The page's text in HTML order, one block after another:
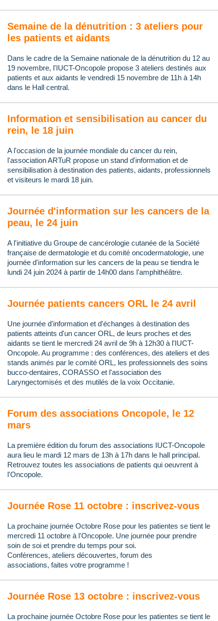
Semaine de la dénutrition : 3 ateliers pour
les patients et aidants
Dans le cadre de la Semaine nationale de la dénutrition du 12 au
19 novembre, l'IUCT-Oncopole propose 3 ateliers destinés aux
patients et aux aidants le vendredi 15 novembre de 11h à 14h
dans le Hall central.
Information et sensibilisation au cancer du
rein, le 18 juin
A l'occasion de la journée mondiale du cancer du rein,
l'association ARTuR propose un stand d'information et de
sensibilisation à destination des patients, aidants, professionnels
et visiteurs le mardi 18 juin.
Journée d'information sur les cancers de la
peau, le 24 juin
A l'initiative du Groupe de cancérologie cutanée de la Société
française de dermatologie et du comité oncodermatologie, une
journée d'information sur les cancers de la peau se tiendra le
lundi 24 juin 2024 à partir de 14h00 dans l'amphithéâtre.
Journée patients cancers ORL le 24 avril
Une journée d'information et d'échanges à destination des
patients atteints d'un cancer ORL, de leurs proches et des
aidants se tient le mercredi 24 avril de 9h à 12h30 à l'IUCT-
Oncopole. Au programme : des conférences, des ateliers et des
stands animés par le comité ORL, les professionnels des soins
bucco-dentaires, CORASSO et l'association des
Laryngectomisés et des mutilés de la voix Occitanie.
Forum des associations Oncopole, le 12
mars
La première édition du forum des associations IUCT-Oncopole
aura lieu le mardi 12 mars de 13h à 17h dans le hall principal.
Retrouvez toutes les associations de patients qui oeuvrent à
l'Oncopole.
Journée Rose 11 octobre : inscrivez-vous
La prochaine journée Octobre Rose pour les patientes se tient le
mercredi 11 octobre à l'Oncopole. Une journée pour prendre
soin de soi et prendre du temps pour soi.
Conférences, ateliers découvertes, forum des
associations, faites votre programme !
Journée Rose 13 octobre : inscrivez-vous
La prochaine journée Octobre Rose pour les patientes se tient le